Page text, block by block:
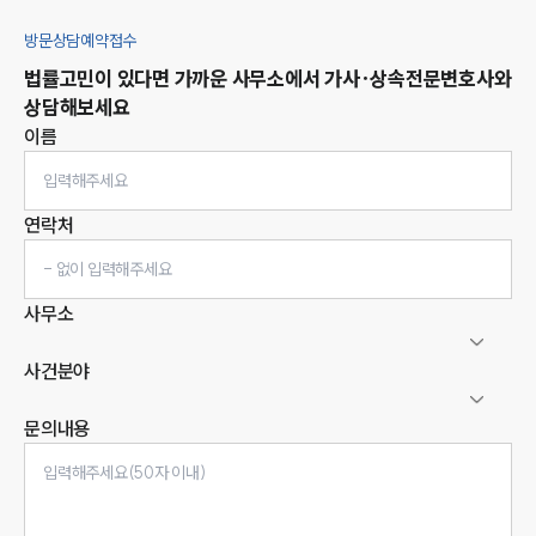
방문상담예약접수
법률고민이 있다면 가까운 사무소에서 가사·상속전문변호사와
상담해보세요
이름
연락처
사무소
사건분야
문의내용